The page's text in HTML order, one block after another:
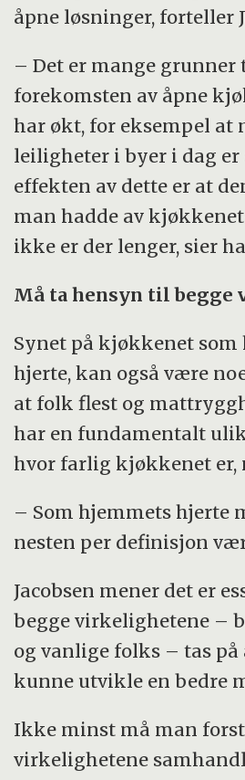
åpne løsninger, forteller
– Det er mange grunner
forekomsten av åpne
har økt, for eksempel at
leiligheter i byer i dag
effekten av dette er at
man hadde av
ikke er der lenger, sier
Må ta hensyn til
Synet på kjøkkenet som
hjerte, kan også være
at folk flest og
har en fundamentalt
hvor farlig kjøkkenet er,
– Som hjemmets hjerte
nesten per definisjon
Jacobsen mener det er
begge virkelighetene –
og vanlige folks – tas på
kunne utvikle en bedre
Ikke minst må man
virkelighetene